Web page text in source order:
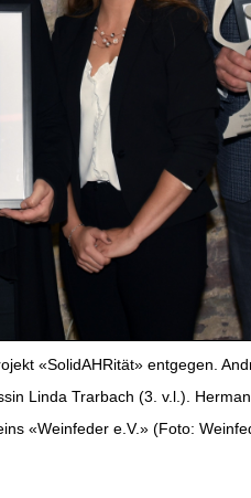
«SolidAHRität» entgegen.
Linda Trarbach (3. v.l.).
«Weinfeder e.V.» (Foto: